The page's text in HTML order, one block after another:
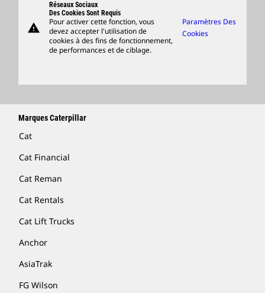
Support
Merchandise
Rechercher Un Concessionnaire
warning
Réseaux Sociaux
Des Cookies Sont Requis
Pour activer cette fonction, vous
devez accepter l'utilisation de
cookies à des fins de fonctionnement,
de performances et de ciblage.
Paramètres Des
Cookies
Marques Caterpillar
Cat
Cat Financial
Cat Reman
Cat Rentals
Cat Lift Trucks
Anchor
AsiaTrak
FG Wilson